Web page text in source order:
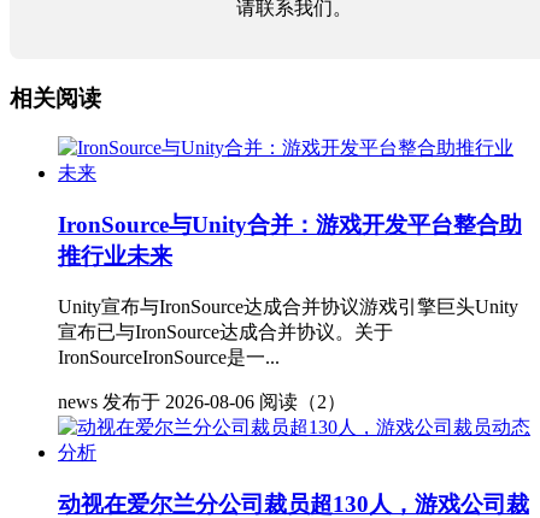
请联系我们。
相关阅读
IronSource与Unity合并：游戏开发平台整合助
推行业未来
Unity宣布与IronSource达成合并协议游戏引擎巨头Unity
宣布已与IronSource达成合并协议。关于
IronSourceIronSource是一...
news 发布于 2026-08-06 阅读（2）
动视在爱尔兰分公司裁员超130人，游戏公司裁